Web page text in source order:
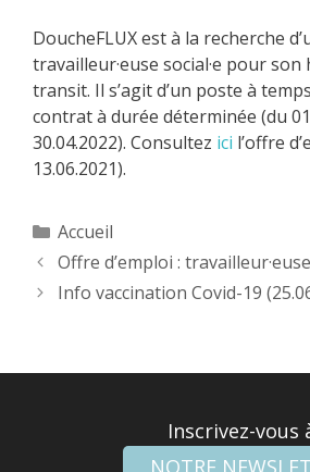
DoucheFLUX est à la recherche
travailleur·euse social·e pour
transit. Il s’agit d’un poste à
contrat à durée déterminée (du
30.04.2022). Consultez ici l’offre
13.06.2021).
Catégories
Accueil
Offre d’emploi :
Info vaccination Covid-19
Inscrivez-vous
NOTRE